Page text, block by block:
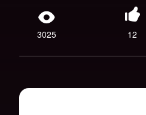
3025 12